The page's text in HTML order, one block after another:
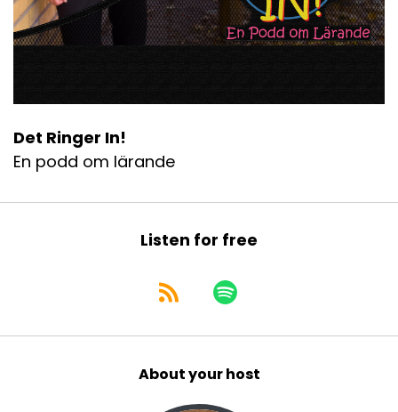
Det Ringer In!
En podd om lärande
Listen for free
About your host